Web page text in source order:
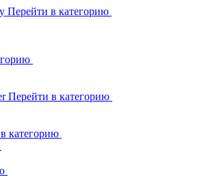
Перейти в категорию
Перейти в категорию
категорию